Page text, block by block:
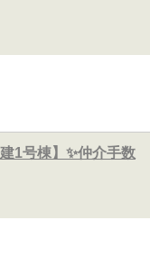
1号棟】✨️仲介手数